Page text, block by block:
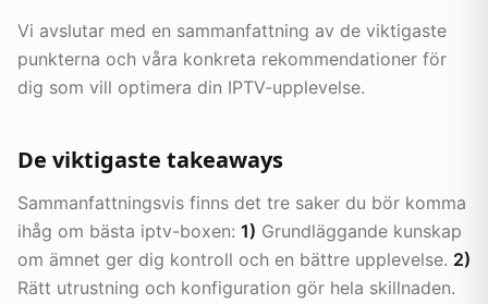
Vi avslutar med en sammanfattning av de viktigaste
punkterna och våra konkreta rekommendationer för
dig som vill optimera din IPTV-upplevelse.
De viktigaste takeaways
Sammanfattningsvis finns det tre saker du bör komma
ihåg om bästa iptv-boxen: 1) Grundläggande kunskap
om ämnet ger dig kontroll och en bättre upplevelse. 2)
Rätt utrustning och konfiguration gör hela skillnaden.